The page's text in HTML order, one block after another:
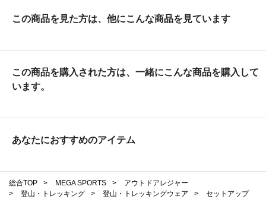
この商品を見た方は、他にこんな商品を見ています
この商品を購入された方は、一緒にこんな商品を購入して
います。
あなたにおすすめのアイテム
総合TOP > MEGA SPORTS >
アウトドアレジャー
>
登山・トレッキング > 登山・トレッキングウェア >
セットアップ